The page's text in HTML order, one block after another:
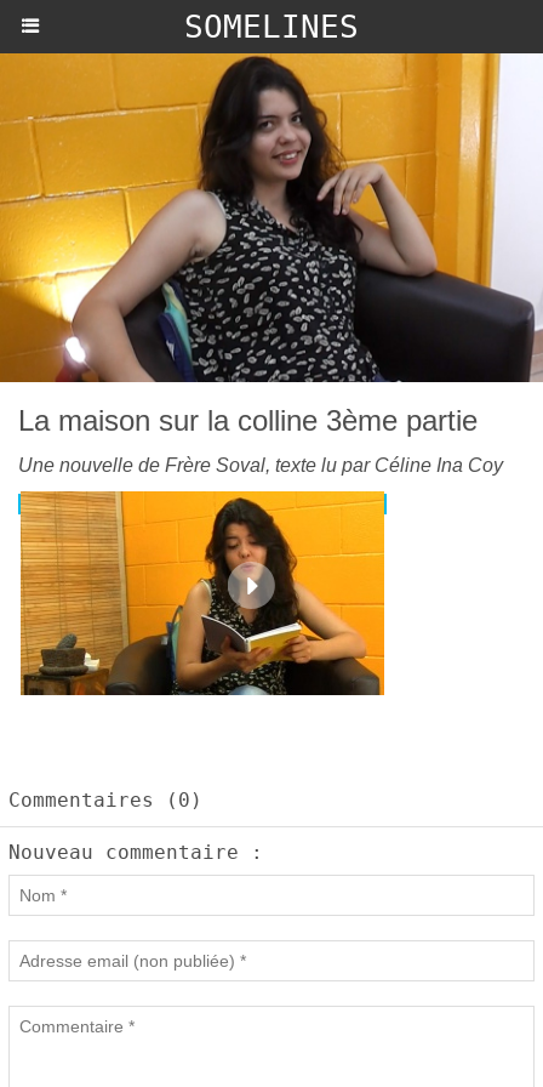
SOMELINES
La maison sur la colline 3ème partie
Une nouvelle de Frère Soval, texte lu par Céline Ina Coy
Commentaires (0)
Nouveau commentaire :